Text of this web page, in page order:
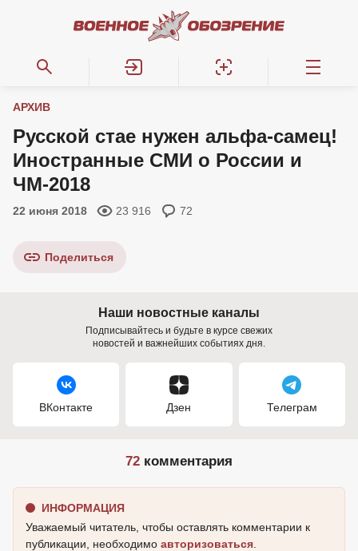
АРХИВ
Русской стае нужен альфа-самец!
Иностранные СМИ о России и
ЧМ-2018
22 июня 2018 23 916 72
Поделиться
Наши новостные каналы
Подписывайтесь и будьте в курсе свежих
новостей и важнейших событиях дня.
ВКонтакте Дзен Телеграм
72 комментария
ИНФОРМАЦИЯ
Уважаемый читатель, чтобы оставлять комментарии к
публикации, необходимо авторизоваться